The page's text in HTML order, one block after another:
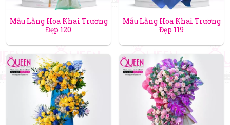
Mẫu Lẵng Hoa Khai Trương
Đẹp 120
Mẫu Lẵng Hoa Khai Trương
Đẹp 119